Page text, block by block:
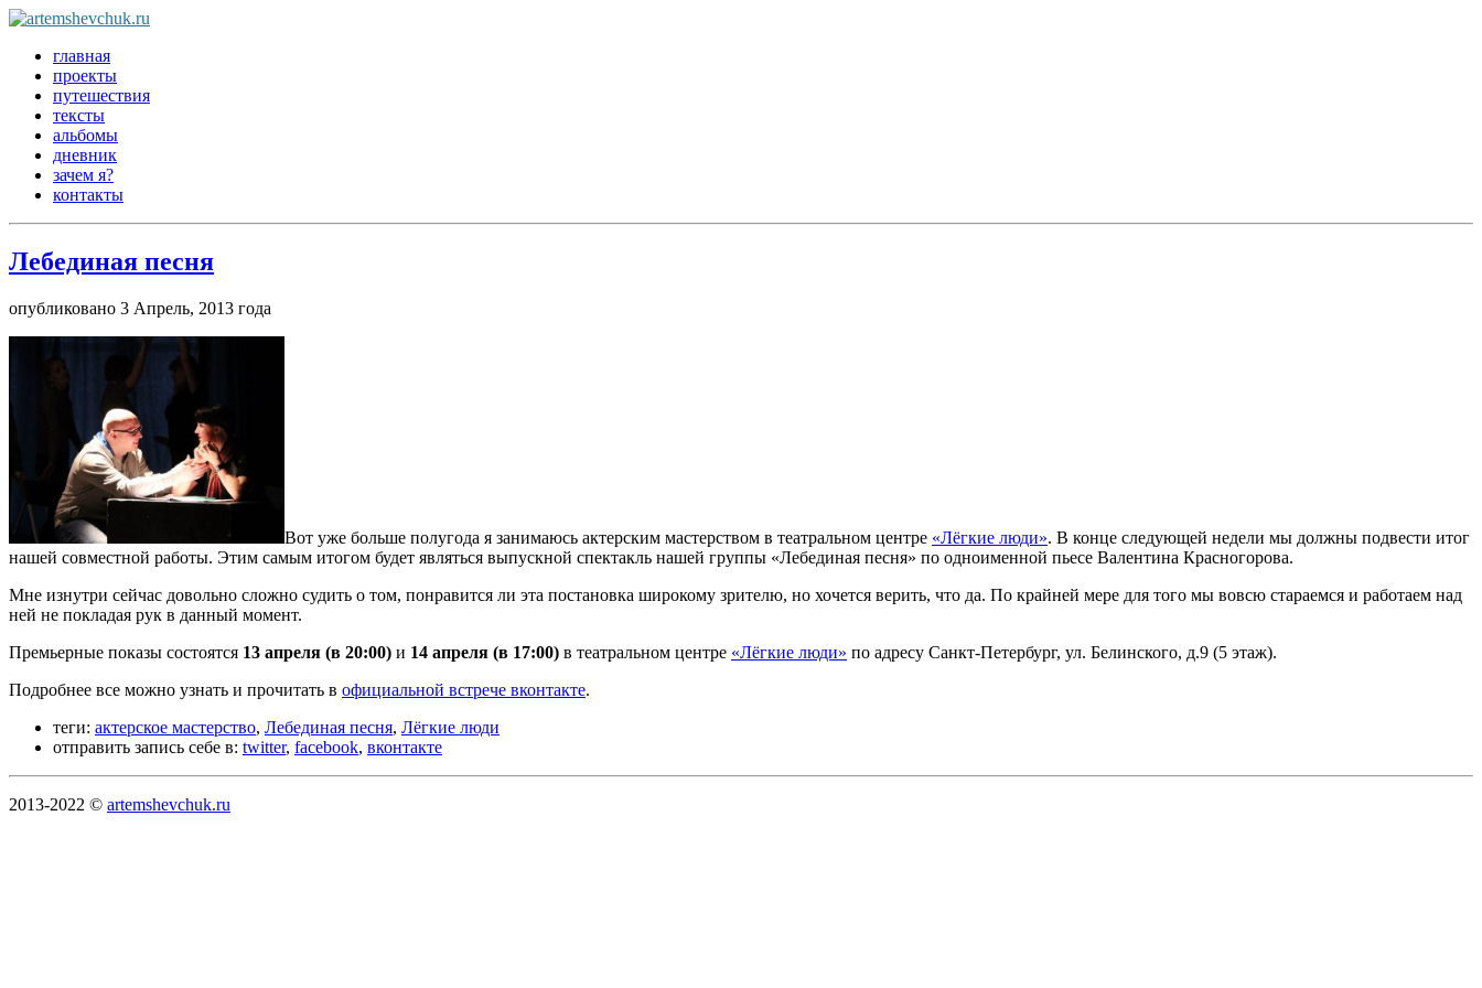
главная
проекты
путешествия
тексты
альбомы
дневник
зачем я?
контакты
Лебединая песня
опубликовано 3 Апрель, 2013 года
Вот уже больше полугода я занимаюсь актерским мастерством в театральном центре «Лёгкие люди». В конце следующей недели мы должны подвести итог
нашей совместной работы. Этим самым итогом будет являться выпускной спектакль нашей группы «Лебединая песня» по одноименной пьесе Валентина Красногорова.
Мне изнутри сейчас довольно сложно судить о том, понравится ли эта постановка широкому зрителю, но хочется верить, что да. По крайней мере для того мы вовсю стараемся и работаем над
ней не покладая рук в данный момент.
Премьерные показы состоятся 13 апреля (в 20:00) и 14 апреля (в 17:00) в театральном центре «Лёгкие люди» по адресу Санкт-Петербург, ул. Белинского, д.9 (5 этаж).
Подробнее все можно узнать и прочитать в официальной встрече вконтакте.
теги: актерское мастерство, Лебединая песня, Лёгкие люди
отправить запись себе в: twitter, facebook, вконтакте
2013-2022 © artemshevchuk.ru